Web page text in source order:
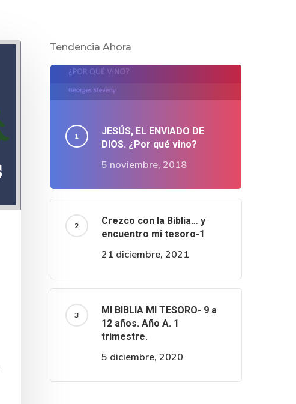
Tendencia Ahora
JESÚS, EL ENVIADO DE
DIOS. ¿Por qué vino?
5 noviembre, 2018
Crezco con la Biblia… y
encuentro mi tesoro-1
21 diciembre, 2021
MI BIBLIA MI TESORO- 9 a
12 años. Año A. 1
trimestre.
5 diciembre, 2020